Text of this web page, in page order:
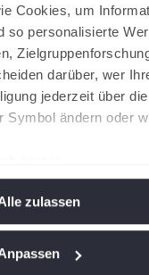
Cookies, um
so personalisierte
darüber, wer
jederzeit über
ändern oder
nach bestimmten
zulassen